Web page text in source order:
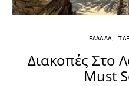
ΕΛΛΑΔΑ
Διακοπές Στο
Must